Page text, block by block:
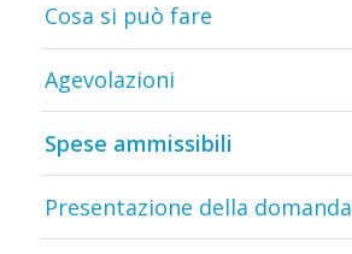
Cosa si può fare
Agevolazioni
Spese ammissibili
Presentazione della domanda